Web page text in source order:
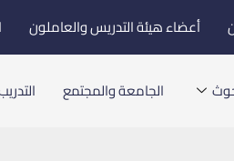
أعضاء هيئة التدريس والعاملون
الجامعة والمجتمع